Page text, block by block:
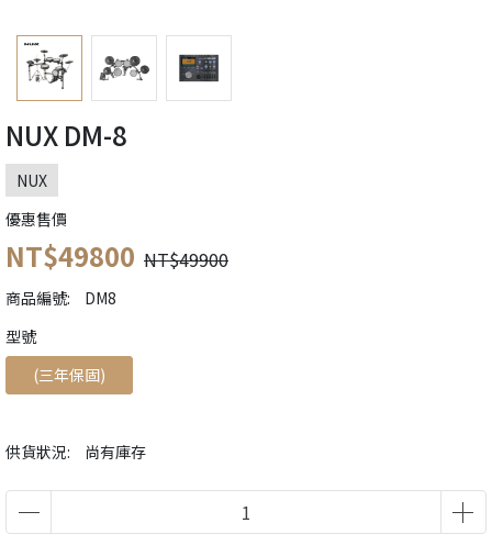
NUX DM-8
NUX
優惠售價
NT$49800 NT$49900
商品編號: DM8
供貨狀況: 尚有庫存
󠀠󠀠󠀠型號
(三年保固)